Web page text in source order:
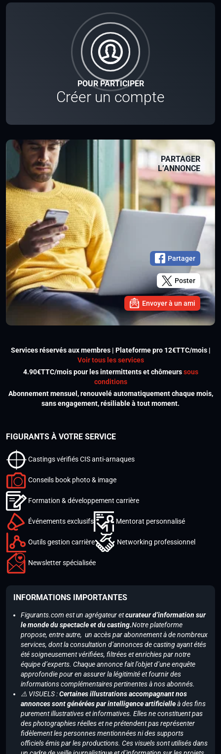
POUR PARTICIPER
Créer un compte
PARTAGER
L’ANNONCE
Partager
Poster
Envoyer à un ami
Services réservés aux membres | Plateforme pro 12€TTC/mois |
Voir tous les services
4.90€TTC/mois pour les intermittents et chômeurssous
conditions
Abonnement mensuel, renouvelé automatiquement chaque mois,
sans engagement, résiliable à tout moment.
FIGURANTS À VOTRE SERVICE
Castings vérifiés CIS anti-arnaques
Conseils book photo & image
Formation & développement carrière
Événements exclusifs Mentorat personnalisé
Outils gestion carrière Networking professionnel
Newsletter spécialisée
INFORMATIONS IMPORTANTES
Figurants.com est un agrégateur etcurateur d’information sur
le monde du spectacle et du casting.Notre plateforme
propose, entre autre, un accès par abonnement à de nombreux
services, dont la consultation d’annonces de casting ayant étés
été soigneusement vérifiées, filtrées et enrichies par notre
équipe d’experts. Chaque annonce fait l’objet d’une enquête
approfondie pour en assurer la légitimité et fournir des
informations complémentaires pertinentes à nos abonnés.
⚠️ VISUELS :Certaines illustrations accompagnant nos
annonces sont générées par intelligence artificielleà des fins
purement illustratives et informatives. Elles ne constituent pas
des photographies réelles et ne prétendent pas représenter
fidèlement les personnes mentionnées ni des supports
officiels émis par les productions. Ces visuels sont utilisés dans